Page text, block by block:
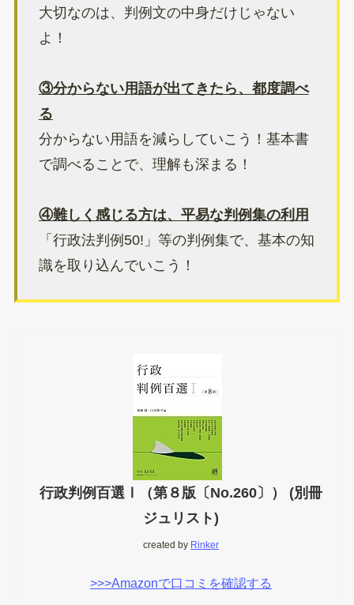
大切なのは、判例文の中身だけじゃない
よ！
③分からない用語が出てきたら、都度調べ
る
分からない用語を減らしていこう！基本書
で調べることで、理解も深まる！
④難しく感じる方は、平易な判例集の利用
「行政法判例50!」等の判例集で、基本の知
識を取り込んでいこう！
行政判例百選Ⅰ（第８版〔No.260〕） (別冊
ジュリスト)
created by Rinker
>>>Amazonで口コミを確認する